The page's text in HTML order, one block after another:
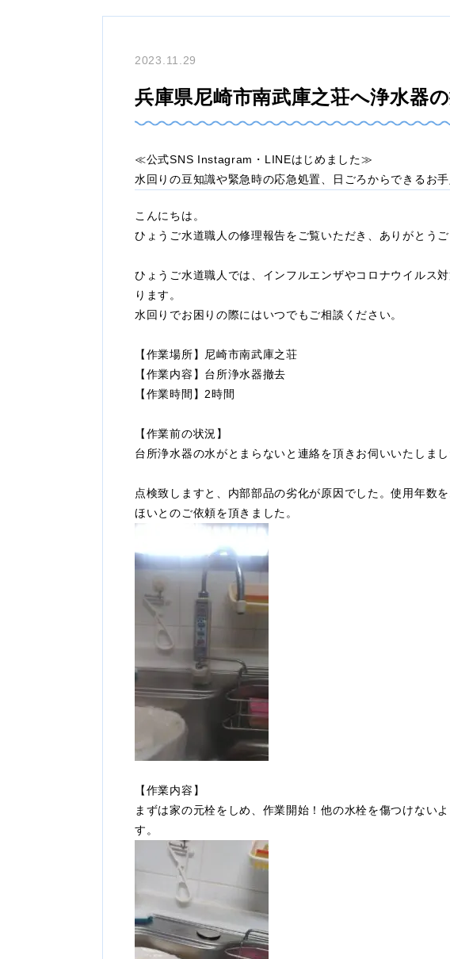
2023.11.29
兵庫県尼崎市南武庫之荘へ浄水器
≪公式SNS Instagram・LINEはじめました≫
水回りの豆知識や緊急時の応急処置、日ごろからできるお
こんにちは。
ひょうご水道職人の修理報告をご覧いただき、ありがとうご
ひょうご水道職人では、インフルエンザやコロナウイルス
ります。
水回りでお困りの際にはいつでもご相談ください。
【作業場所】尼崎市南武庫之荘
【作業内容】台所浄水器撤去
【作業時間】2時間
【作業前の状況】
台所浄水器の水がとまらないと連絡を頂きお伺いいたしまし
点検致しますと、内部部品の劣化が原因でした。使用年数
ほいとのご依頼を頂きました。
【作業内容】
まずは家の元栓をしめ、作業開始！他の水栓を傷つけない
す。